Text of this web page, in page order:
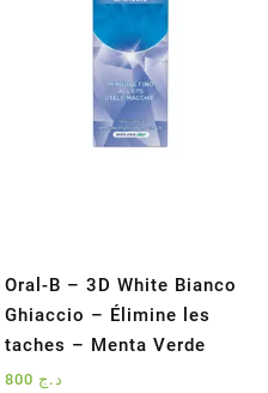
Oral-B – 3D White Bianco
Ghiaccio – Élimine les
taches – Menta Verde
د.ج